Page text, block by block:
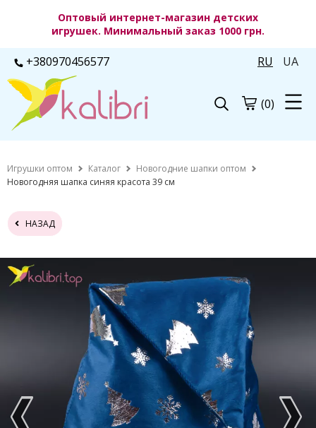
Оптовый интернет-магазин детских
игрушек. Минимальный заказ 1000 грн.
+380970456577 RU UA
(0)
Игрушки оптом Каталог
Новогодние шапки оптом
Новогодняя шапка синяя красота 39 см
НАЗАД